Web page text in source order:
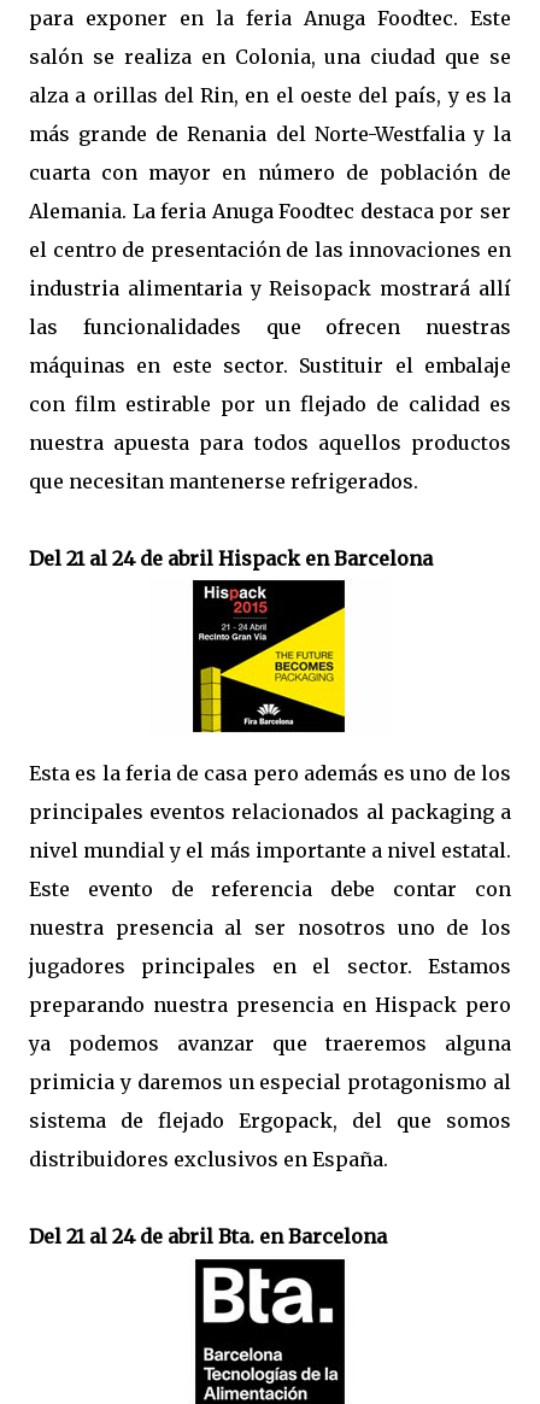
para exponer en la feria Anuga Foodtec. Este
salón se realiza en Colonia, una ciudad que se
alza a orillas del Rin, en el oeste del país, y es la
más grande de Renania del Norte-Westfalia y la
cuarta con mayor en número de población de
Alemania. La feria Anuga Foodtec destaca por ser
el centro de presentación de las innovaciones en
industria alimentaria y Reisopack mostrará allí
las funcionalidades que ofrecen nuestras
máquinas en este sector. Sustituir el embalaje
con film estirable por un flejado de calidad es
nuestra apuesta para todos aquellos productos
que necesitan mantenerse refrigerados.
Del 21 al 24 de abril Hispack en Barcelona
Esta es la feria de casa pero además es uno de los
principales eventos relacionados al packaging a
nivel mundial y el más importante a nivel estatal.
Este evento de referencia debe contar con
nuestra presencia al ser nosotros uno de los
jugadores principales en el sector. Estamos
preparando nuestra presencia en Hispack pero
ya podemos avanzar que traeremos alguna
primicia y daremos un especial protagonismo al
sistema de flejado Ergopack, del que somos
distribuidores exclusivos en España.
Del 21 al 24 de abril Bta. en Barcelona